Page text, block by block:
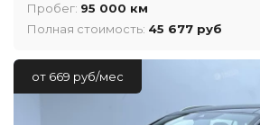
Пробег: 95 000 км
Полная стоимость: 45 677 руб
от 669 руб/мес